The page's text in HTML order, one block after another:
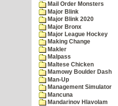
Mail Order Monsters
Major Blink
Major Blink 2020
Major Bronx
Major League Hockey
Making Change
Makler
Malpass
Maltese Chicken
Mamowy Boulder Dash
Man-Up
Management Simulator
Mancuna
Mandarinov Hlavolam